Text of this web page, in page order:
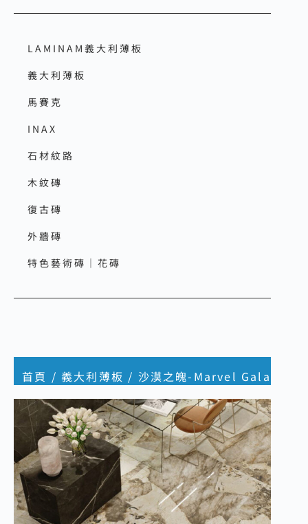
LAMINAM義大利薄板
義大利薄板
馬賽克
INAX
石材紋路
木紋磚
復古磚
外牆磚
特色藝術磚｜花磚
首頁 /義大利薄板 / 沙漠之魄-Marvel Gala